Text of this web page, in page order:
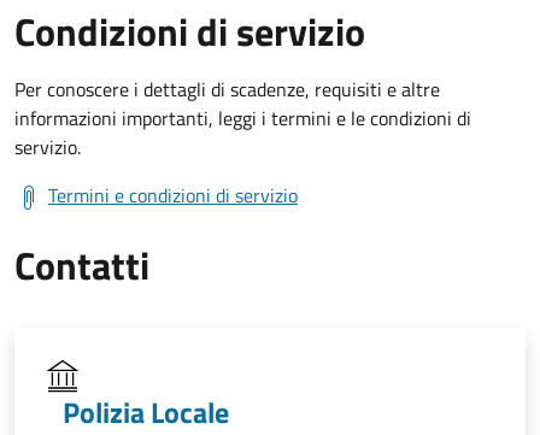
Condizioni di servizio
Per conoscere i dettagli di scadenze, requisiti e altre
informazioni importanti, leggi i termini e le condizioni di
servizio.
Termini e condizioni di servizio
Contatti
Polizia Locale